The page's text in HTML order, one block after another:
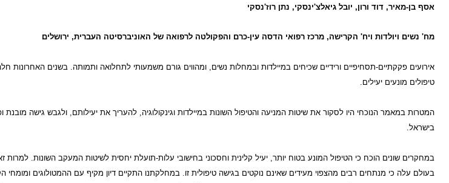
אסף בן-מאיר, דוד ורון, יובל גיאלצ'ינסקי, נתן רוז'נסקי
מח' נשים ויולדות ויח' הקרישה, מרכז רפואי הדסה עין-כרם והפקולטה לרפואה של האוניברסיטה העברית, ירושלים
אירועים פקקתיים-תסחיפיים ורידיים שכיחים במיילדות ובמחלות נשים, ומהווים גורם משמעותי לתחלואה ותמותה. בשנים האחרונות
טיפולים מונעים יעילים.
המטרות במאמר הנוכחי היו לסקור את שיטות המניעה והטיפול השונות במיילדות וגינקולוגיה, להעריך את יעילותם, ולגבש גישה מובנת
בישראל.
במחקרים שונים הוכח כי הטיפול המונע בטוח יותר, יעיל קלינית וחסכוני בחישובי עלות-תועלת יחסית לשיטות המעקב השונות. למרות
בעולם עלה כי מנתחים רבים מהצפוי מעידים שאינם נוקטים בגישה טיפולית זו. במחלקתנו התקיים דיון מקיף עם ההמטולוגים